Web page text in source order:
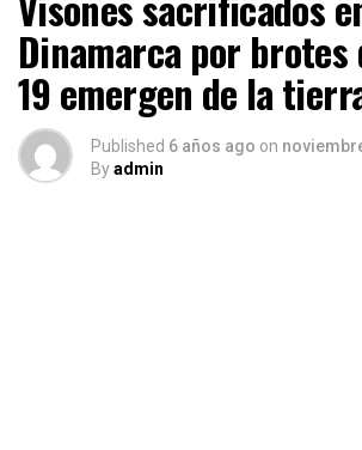
Dinamarca por brotes
19 emergen de la
Published 6 años ago on
Byadmin